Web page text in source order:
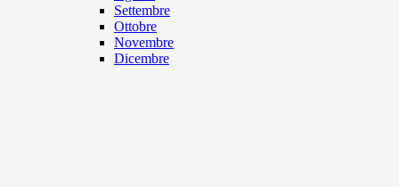
Settembre
Ottobre
Novembre
Dicembre